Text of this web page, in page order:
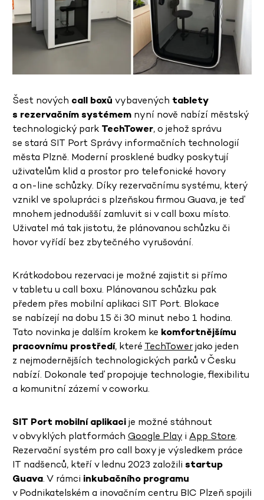
Šest nových call boxů vybavených tablety
s rezervačním systémem nyní nově nabízí městský
technologický park TechTower, o jehož správu
se stará SIT Port Správy informačních technologií
města Plzně. Moderní prosklené budky poskytují
uživatelům klid a prostor pro telefonické hovory
a on-line schůzky. Díky rezervačnímu systému, který
vznikl ve spolupráci s plzeňskou firmou Guava, je teď
mnohem jednodušší zamluvit si v call boxu místo.
Uživatel má tak jistotu, že plánovanou schůzku či
hovor vyřídí bez zbytečného vyrušování.
Krátkodobou rezervaci je možné zajistit si přímo
v tabletu u call boxu. Plánovanou schůzku pak
předem přes mobilní aplikaci SIT Port. Blokace
se nabízejí na dobu 15 či 30 minut nebo 1 hodina.
Tato novinka je dalším krokem ke komfortnějšímu
pracovnímu prostředí, které TechTowerjako jeden
z nejmodernějších technologických parků v Česku
nabízí. Dokonale teď propojuje technologie, flexibilitu
a komunitní zázemí v coworku.
SIT Port mobilní aplikacije možné stáhnout
v obvyklých platformách Google Play i App Store.
Rezervační systém pro call boxy je výsledkem práce
IT nadšenců, kteří v lednu 2023 založili startup
Guava. V rámci inkubačního programu
v Podnikatelském a inovačním centru BIC Plzeň spojili